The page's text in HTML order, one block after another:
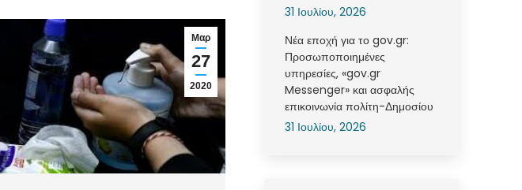
Μαρ
27
2020
31 Ιουλίου, 2026
Νέα εποχή για το gov.gr:
Προσωποποιημένες
υπηρεσίες, «gov.gr
Messenger» και ασφαλής
επικοινωνία πολίτη-Δημοσίου
31 Ιουλίου, 2026